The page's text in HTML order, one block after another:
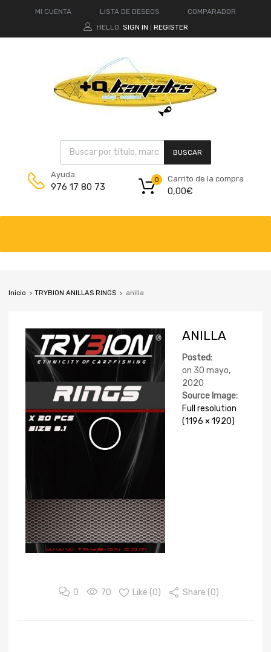
MI CUENTA LISTA DE DESEOS
COMPARADOR
HELLO. SIGN IN REGISTER
BUSCAR
Ayuda:
976 17 80 73
Carrito de la compra
0,00€
0
Inicio > TRYBION ANILLAS RINGS > anilla
ANILLA
Posted:
on 30 mayo,
2020
Source Image:
Full resolution
(1196 × 1920)
0 70 Like (0) Share (0)